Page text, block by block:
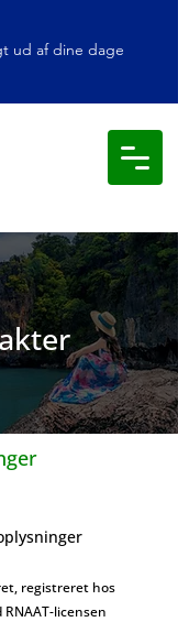
ud af dine dage
registreret hos
licensen